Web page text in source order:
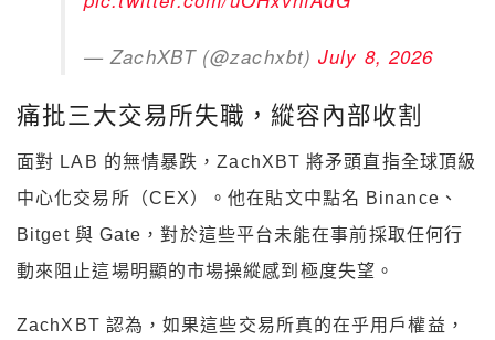
— ZachXBT (@zachxbt)July 8, 2026
痛批三大交易所失職，縱容內部收割
面對 LAB 的無情暴跌，ZachXBT 將矛頭直指全球頂級
中心化交易所（CEX）。他在貼文中點名 Binance、
Bitget 與 Gate，對於這些平台未能在事前採取任何行
動來阻止這場明顯的市場操縱感到極度失望。
ZachXBT 認為，如果這些交易所真的在乎用戶權益，